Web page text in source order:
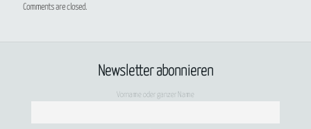
Comments are closed.
Newsletter abonnieren
Vorname oder ganzer Name